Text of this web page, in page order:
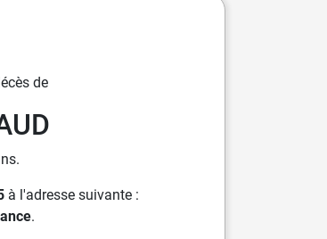
de
à l'adresse suivante :
.